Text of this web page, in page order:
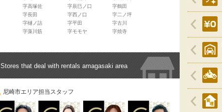
字高塚佐 字辰巳ノ口
字鶴田
字長田 字西ノ口
字二ノ坪
字樋ノ詰 字平田
字古川
字藻川筋 字モモヤ
字焼寺
Stores that deal with rentals amagasaki area
尼崎市エリア担当スタッフ